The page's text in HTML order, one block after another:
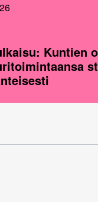
Kuntien